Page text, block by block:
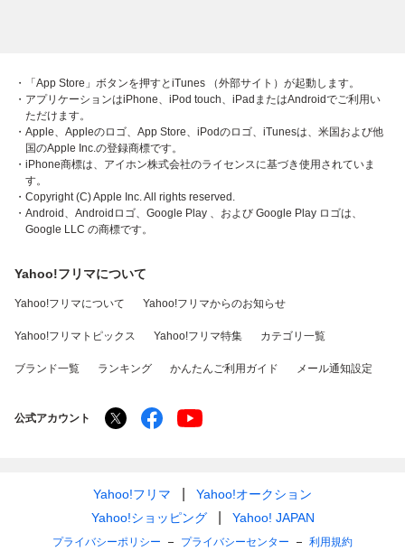
・「App Store」ボタンを押すとiTunes （外部サイト）が起動します。
・アプリケーションはiPhone、iPod touch、iPadまたはAndroidでご利用い
ただけます。
・Apple、Appleのロゴ、App Store、iPodのロゴ、iTunesは、米国および他
国のApple Inc.の登録商標です。
・iPhone商標は、アイホン株式会社のライセンスに基づき使用されていま
す。
・Copyright (C) Apple Inc. All rights reserved.
・Android、Androidロゴ、Google Play 、および Google Play ロゴは、
Google LLC の商標です。
Yahoo!フリマについて
Yahoo!フリマについて Yahoo!フリマからのお知らせ
Yahoo!フリマトピックス Yahoo!フリマ特集 カテゴリ一覧
ブランド一覧 ランキング かんたんご利用ガイド メール通知設定
公式アカウント
Yahoo!フリマ
Yahoo!オークション
Yahoo!ショッピング
Yahoo! JAPAN
プライバシーポリシー プライバシーセンター 利用規約